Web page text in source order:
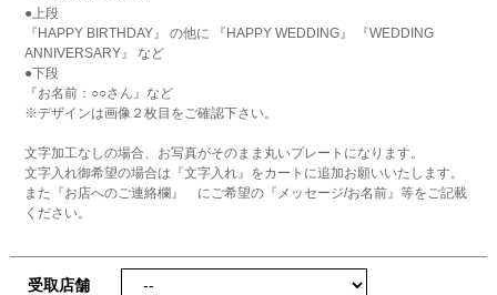
●上段
『HAPPY BIRTHDAY』 の他に 『HAPPY WEDDING』 『WEDDING
ANNIVERSARY』 など
●下段
『お名前：○○さん』など
※デザインは画像２枚目をご確認下さい。
文字加工なしの場合、お写真がそのまま丸いプレートになります。
文字入れ御希望の場合は『文字入れ』をカートに追加お願いいたします。
また『お店へのご連絡欄』 にご希望の『メッセージ/お名前』等をご記載
ください。
受取店舗